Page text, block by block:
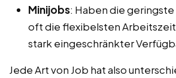
Minijobs: Haben die
oft die flexibelsten
stark eingeschränkter
Jede Art von Job hat also